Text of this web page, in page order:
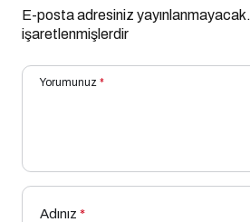
E-posta adresiniz yayınlanmayacak.
işaretlenmişlerdir
Yorumunuz *
Adınız *